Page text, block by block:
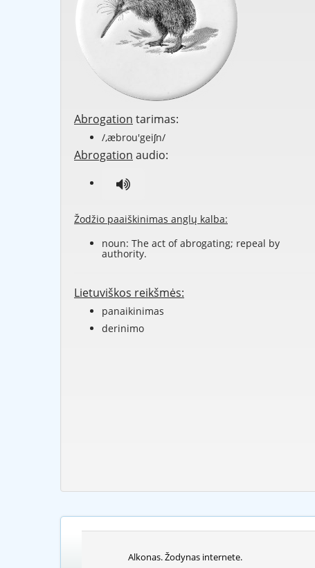
Abrogation tarimas:
/,æbrou'geiʃn/
Abrogation audio:
Žodžio paaiškinimas anglų kalba:
noun: The act of abrogating; repeal by
authority.
Lietuviškos reikšmės:
panaikinimas
derinimo
Alkonas. Žodynas internete.